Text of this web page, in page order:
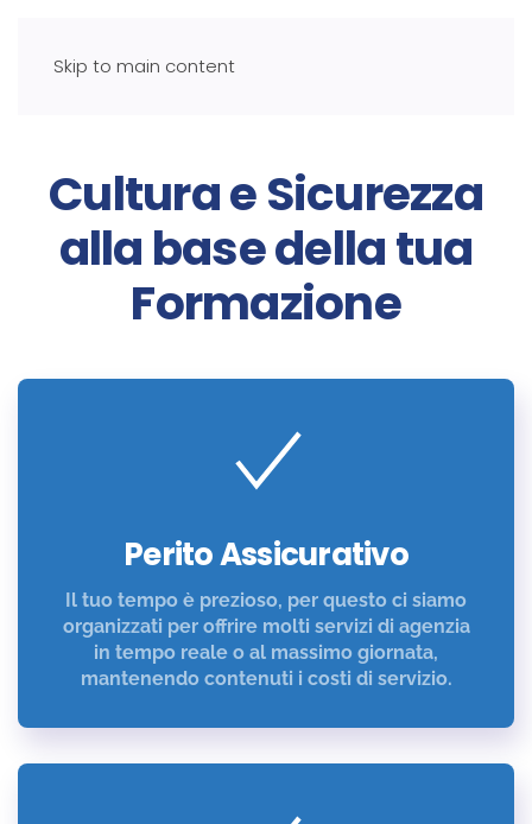
Skip to main content
Cultura e Sicurezza
alla base della tua
Formazione
Perito Assicurativo
Il tuo tempo è prezioso, per questo ci siamo
organizzati per offrire molti servizi di agenzia
in tempo reale o al massimo giornata,
mantenendo contenuti i costi di servizio.